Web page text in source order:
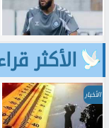
الأكثر
الأخبار